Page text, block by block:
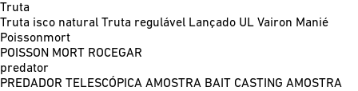
Truta
Truta isco natural Truta regulável Lançado UL Vairon Manié
Poissonmort
POISSON MORT ROCEGAR
predator
PREDADOR TELESCÓPICA AMOSTRA BAIT CASTING AMOSTRA